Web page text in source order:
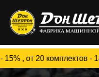
комплектов - 18 %,